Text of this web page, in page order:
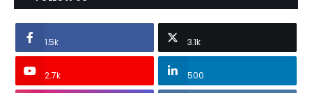
1.5k 3.1k
2.7k 500